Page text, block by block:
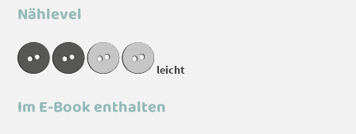
Nählevel
leicht
Im E-Book enthalten